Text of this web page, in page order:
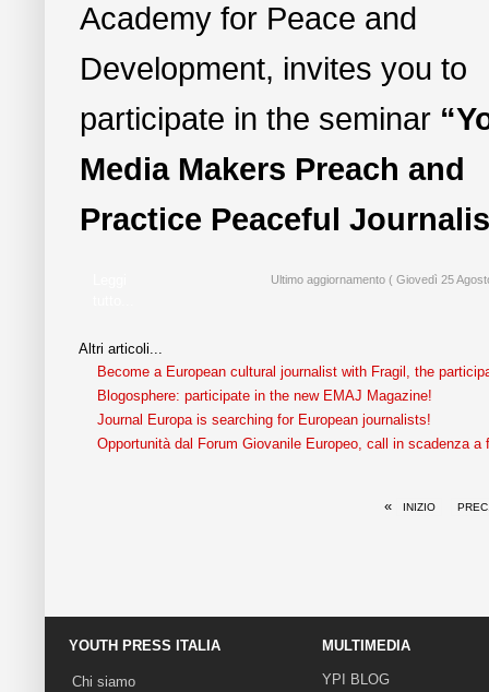
Academy for Peace and
Development, invites you to
participate in the seminar
Media Makers Preach and
Practice Peaceful
Ultimo aggiornamento ( Giovedì 25
Altri articoli...
Become a European cultural journalist with Fragil, the
Blogosphere: participate in the new EMAJ Magazine!
Journal Europa is searching for European journalists!
Opportunità dal Forum Giovanile Europeo, call in scadenza a
« INIZIO
YOUTH PRESS ITALIA
Chi siamo
MULTIMEDIA
YPI BLOG